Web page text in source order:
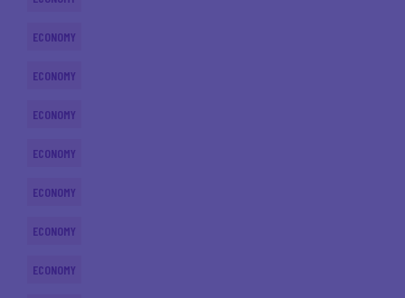
ECONOMY
ECONOMY
ECONOMY
ECONOMY
ECONOMY
ECONOMY
ECONOMY